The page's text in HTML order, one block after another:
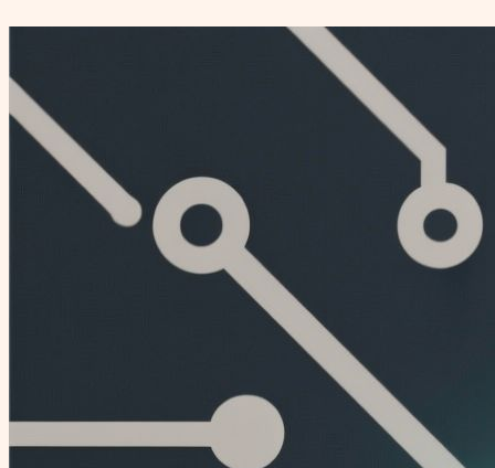
Перейти
содержимому